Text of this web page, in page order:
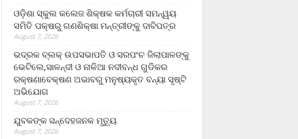
ଓଡ଼ିଶା ସ୍କୁଲ କଲେଜ ଶିକ୍ଷକ କର୍ମଚାରୀ ସମନ୍ୱୟ
ସମିତି ପକ୍ଷରୁ ଗଣଶିକ୍ଷା ମନ୍ତ୍ରୀଙ୍କୁ ଦାବିପତ୍ର
August 7, 2026
ଭଦ୍ରକ ବ୍ଲକ୍ ଉପସଭାପତି ଓ ସରପଂଚ ଜିଲାପାଳଙ୍କୁ
ଭେଟିଲେ,ସାଳନ୍ଦୀ ଓ ନାଳିଆ ନଦୀବନ୍ଧ ଗୁଡିକର
ରକ୍ଷଣାବେକ୍ଷଣ ଅଭାବରୁ ମନୁଷ୍ୟକୃତ ବନ୍ୟା ସୃଷ୍ଟି
ଅଭିଯୋଗ
August 7, 2026
ଯୁବକଙ୍କ ସନ୍ଦେହଜନକ ମୃତ୍ୟୁ
August 7, 2026